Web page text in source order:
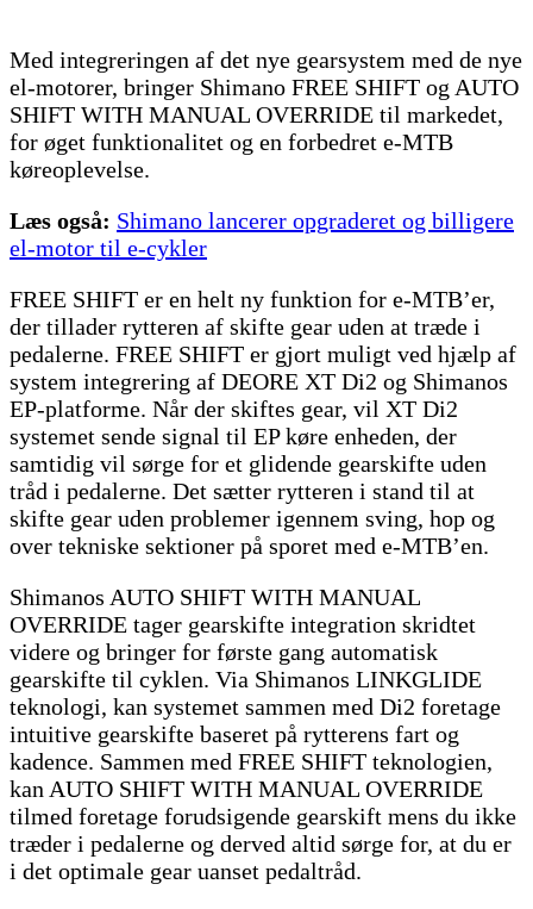
Med integreringen af det nye gearsystem med de nye
el-motorer, bringer Shimano FREE SHIFT og AUTO
SHIFT WITH MANUAL OVERRIDE til markedet,
for øget funktionalitet og en forbedret e-MTB
køreoplevelse.
Læs også: Shimano lancerer opgraderet og billigere
el-motor til e-cykler
FREE SHIFT er en helt ny funktion for e-MTB’er,
der tillader rytteren af skifte gear uden at træde i
pedalerne. FREE SHIFT er gjort muligt ved hjælp af
system integrering af DEORE XT Di2 og Shimanos
EP-platforme. Når der skiftes gear, vil XT Di2
systemet sende signal til EP køre enheden, der
samtidig vil sørge for et glidende gearskifte uden
tråd i pedalerne. Det sætter rytteren i stand til at
skifte gear uden problemer igennem sving, hop og
over tekniske sektioner på sporet med e-MTB’en.
Shimanos AUTO SHIFT WITH MANUAL
OVERRIDE tager gearskifte integration skridtet
videre og bringer for første gang automatisk
gearskifte til cyklen. Via Shimanos LINKGLIDE
teknologi, kan systemet sammen med Di2 foretage
intuitive gearskifte baseret på rytterens fart og
kadence. Sammen med FREE SHIFT teknologien,
kan AUTO SHIFT WITH MANUAL OVERRIDE
tilmed foretage forudsigende gearskift mens du ikke
træder i pedalerne og derved altid sørge for, at du er
i det optimale gear uanset pedaltråd.